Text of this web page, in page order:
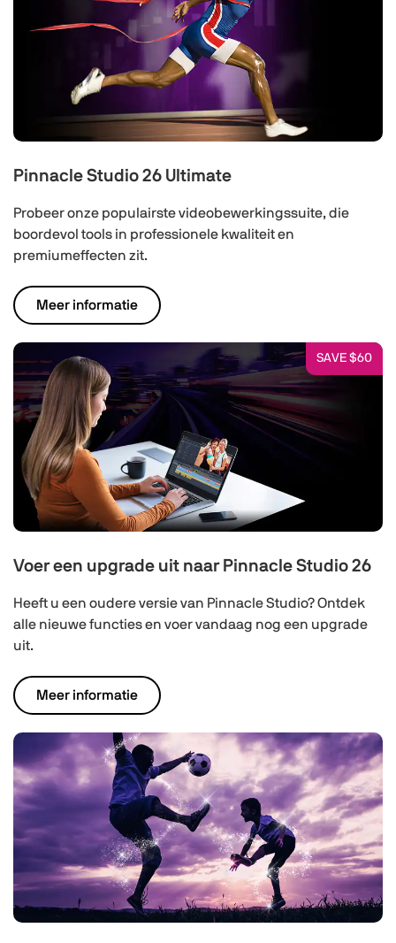
Pinnacle Studio 26 Ultimate
Probeer onze populairste videobewerkingssuite, die
boordevol tools in professionele kwaliteit en
premiumeffecten zit.
Meer informatie
SAVE $60
Voer een upgrade uit naar Pinnacle Studio 26
Heeft u een oudere versie van Pinnacle Studio? Ontdek
alle nieuwe functies en voer vandaag nog een upgrade
uit.
Meer informatie